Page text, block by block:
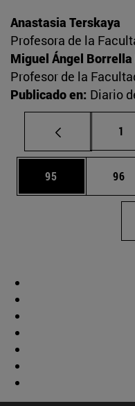
Anastasia Terskaya
Profesora de la
Miguel Ángel
Profesor de la
Publicado en: Diario
1
Página
95 96